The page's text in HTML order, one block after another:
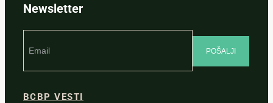
Newsletter
BCBP VESTI